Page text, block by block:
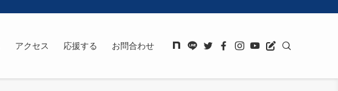
アクセス 応援する お問合わせ